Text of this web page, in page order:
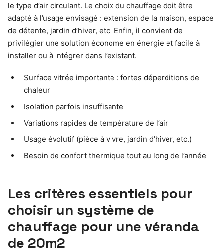
le type d’air circulant. Le choix du chauffage doit être
adapté à l’usage envisagé : extension de la maison, espace
de détente, jardin d’hiver, etc. Enfin, il convient de
privilégier une solution économe en énergie et facile à
installer ou à intégrer dans l’existant.
Surface vitrée importante : fortes déperditions de
chaleur
Isolation parfois insuffisante
Variations rapides de température de l’air
Usage évolutif (pièce à vivre, jardin d’hiver, etc.)
Besoin de confort thermique tout au long de l’année
Les critères essentiels pour
choisir un système de
chauffage pour une véranda
de 20m2